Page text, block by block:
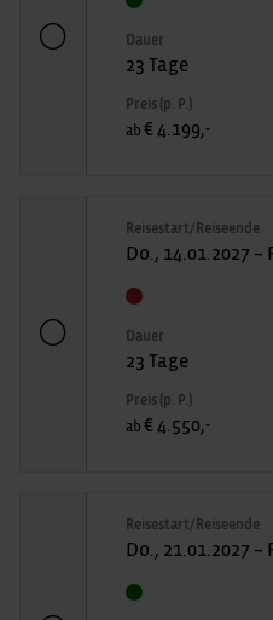
Dauer
23 Tage
Preis (p. P.)
ab € 4.199,-
Reisestart/Reiseende
Do., 14.01.2027 –
Dauer
23 Tage
Preis (p. P.)
ab € 4.550,-
Reisestart/Reiseende
Do., 21.01.2027 –